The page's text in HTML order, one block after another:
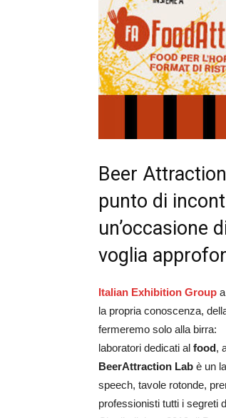
Beer
punto di
un’occasione
voglia
Italian Exhibition Group a
la propria conoscenza,
fermeremo solo alla birra:
laboratori dedicati al food,
BeerAttraction Lab è un
speech, tavole rotonde,
professionisti tutti i segreti